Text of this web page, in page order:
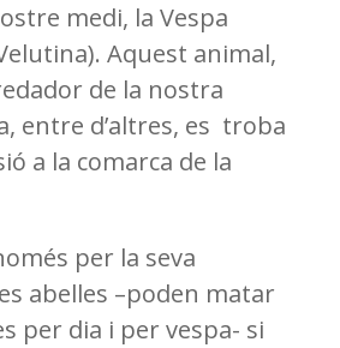
medi, la Vespa
Aquest animal,
de la nostra
entre d’altres, es troba
a la comarca de la
per la seva
abelles –poden matar
per dia i per vespa- si